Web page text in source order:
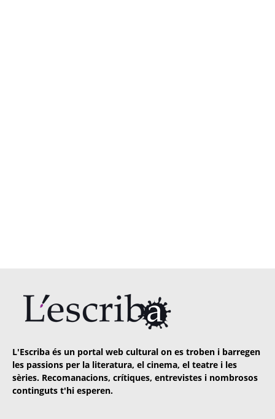
L'Escriba és un portal web cultural on es troben i barregen
les passions per la literatura, el cinema, el teatre i les
sèries. Recomanacions, crítiques, entrevistes i nombrosos
continguts t'hi esperen.